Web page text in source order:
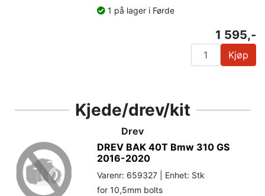
1 på lager i Førde
1 595,-
Kjøp
Kjede/drev/kit
Drev
DREV BAK 40T Bmw 310 GS
2016-2020
Varenr: 659327 | Enhet: Stk
for 10,5mm bolts